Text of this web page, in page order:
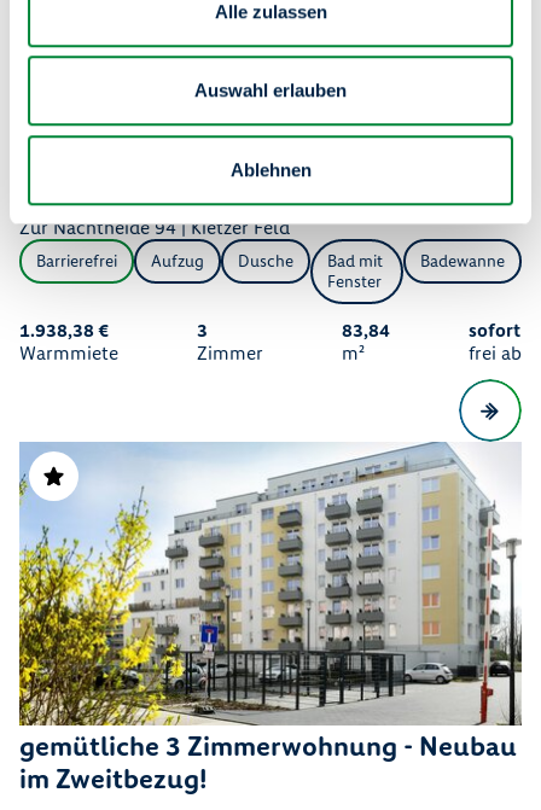
Alle zulassen
Auswahl erlauben
Ablehnen
3 Zimmerwohnung im Neubau
Zur Nachtheide 94 | Kietzer Feld
Barrierefrei Aufzug Dusche
Bad mit
Fenster
Badewanne
1.938,38 €
Warmmiete
3
Zimmer
83,84
m²
sofort
frei ab
gemütliche 3 Zimmerwohnung - Neubau
im Zweitbezug!